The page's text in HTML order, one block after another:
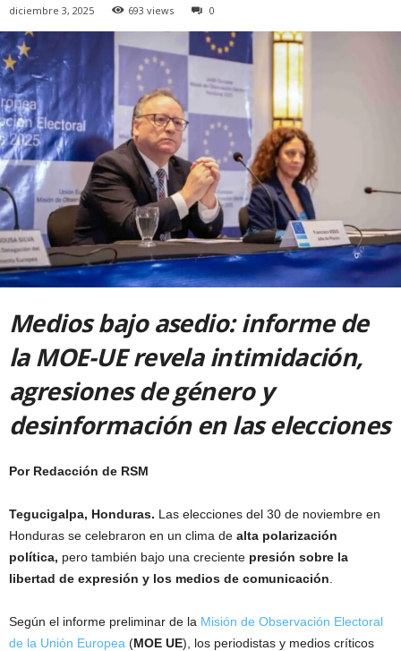
diciembre 3, 2025 693 views 0
Medios bajo asedio: informe de
la MOE-UE revela intimidación,
agresiones de género y
desinformación en las elecciones
Por Redacción de RSM
Tegucigalpa, Honduras. Las elecciones del 30 de noviembre en
Honduras se celebraron en un clima de alta polarización
política, pero también bajo una creciente presión sobre la
libertad de expresión y los medios de comunicación
Según el informe preliminar de la Misión de Observación Electoral
de la Unión Europea (MOE UE), los periodistas y medios críticos